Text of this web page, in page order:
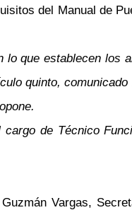
del Manual de
que establecen los
quinto,
de Técnico
Vargas,